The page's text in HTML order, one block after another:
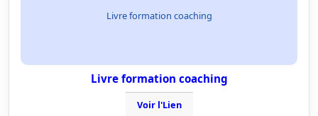
Livre formation coaching
Livre formation coaching
Voir l'Lien